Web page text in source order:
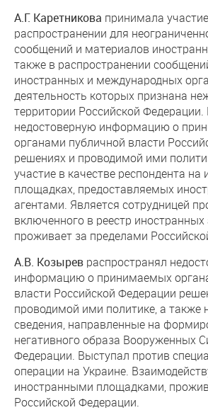
А.Г. Каретникова принимала
распространении для
сообщений и материалов
также в распространении
иностранных и международных
деятельность которых признана
территории Российской
недостоверную информацию о
органами публичной власти
решениях и проводимой ими
участие в качестве респондента
площадках, предоставляемых
агентами. Является сотрудницей
включенного в реестр иностранных
проживает за пределами
А.В. Козырев распространял
информацию о принимаемых
власти Российской Федерации
проводимой ими политике, а также
сведения, направленные на
негативного образа Вооруженных
Федерации. Выступал против
операции на Украине.
иностранными площадками,
Российской Федерации.